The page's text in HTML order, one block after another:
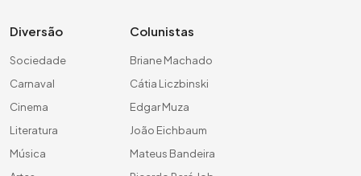
Diversão
Sociedade
Carnaval
Cinema
Literatura
Música
Colunistas
Briane Machado
Cátia Liczbinski
Edgar Muza
João Eichbaum
Mateus Bandeira